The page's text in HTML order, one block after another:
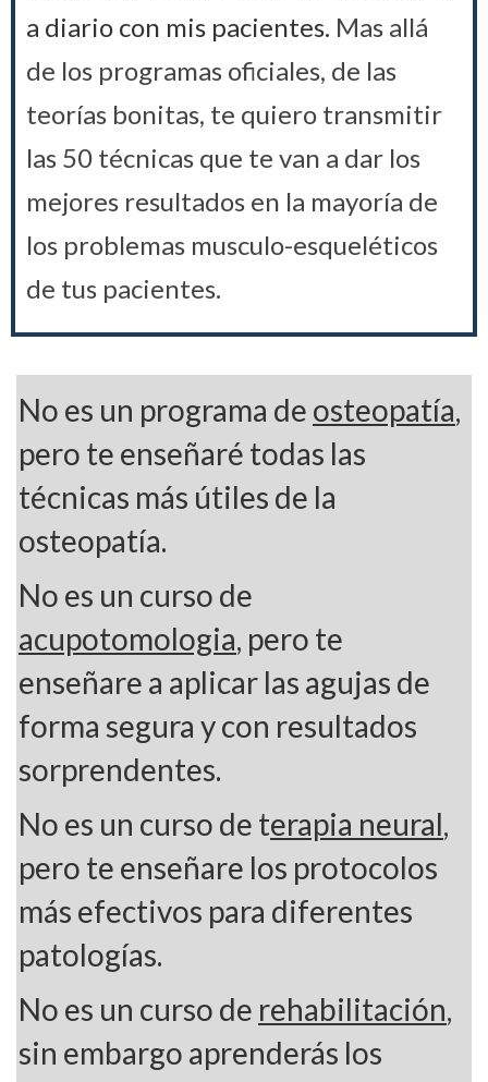
a diario con mis pacientes. Mas allá
de los programas oficiales, de las
teorías bonitas, te quiero transmitir
las 50 técnicas que te van a dar los
mejores resultados en la mayoría de
los problemas musculo-esqueléticos
de tus pacientes.
No es un programa de osteopatía,
pero te enseñaré todas las
técnicas más útiles de la
osteopatía.
No es un curso de
acupotomologia, pero te
enseñare a aplicar las agujas de
forma segura y con resultados
sorprendentes.
No es un curso de terapia neural,
pero te enseñare los protocolos
más efectivos para diferentes
patologías.
No es un curso de rehabilitación,
sin embargo aprenderás los